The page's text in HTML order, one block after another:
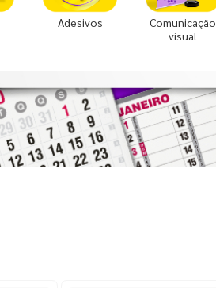
Adesivos
Comunicação
visual